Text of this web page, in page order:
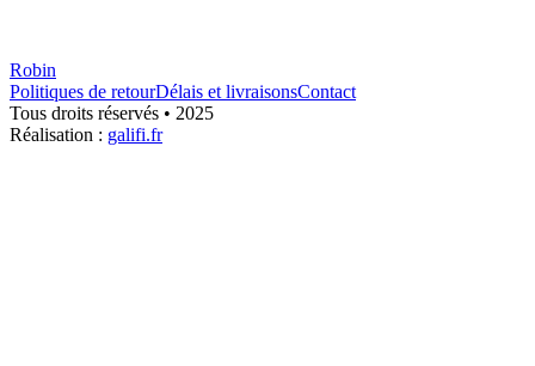
Robin
Politiques de retourDélais et livraisonsContact
Tous droits réservés • 2025
Réalisation : galifi.fr